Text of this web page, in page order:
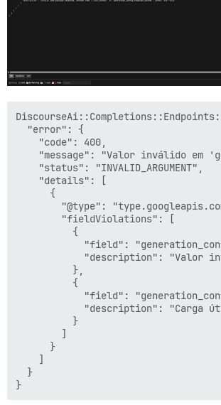
  "error": {
    "code": 400,
"message": "Valor inválido em
    "status": "INVALID_ARGUMENT",
    "details": [
      {
"@type":
        "fieldViolations": [
          {
"field":
"description": "Valor
          },
          {
"field":
"description": "Carga
          }
        ]
      }
    ]
  }